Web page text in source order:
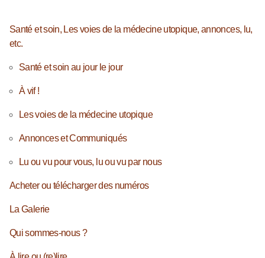
Santé et soin, Les voies de la médecine utopique, annonces, lu,
etc.
Santé et soin au jour le jour
À vif !
Les voies de la médecine utopique
Annonces et Communiqués
Lu ou vu pour vous, lu ou vu par nous
Acheter ou télécharger des numéros
La Galerie
Qui sommes-nous ?